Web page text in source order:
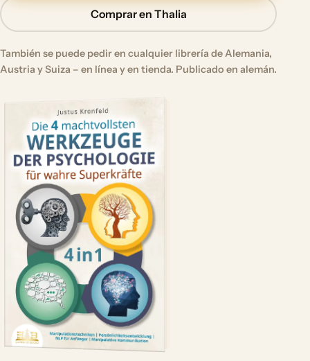
Comprar en Thalia
También se puede pedir en cualquier librería de Alemania,
Austria y Suiza – en línea y en tienda. Publicado en alemán.